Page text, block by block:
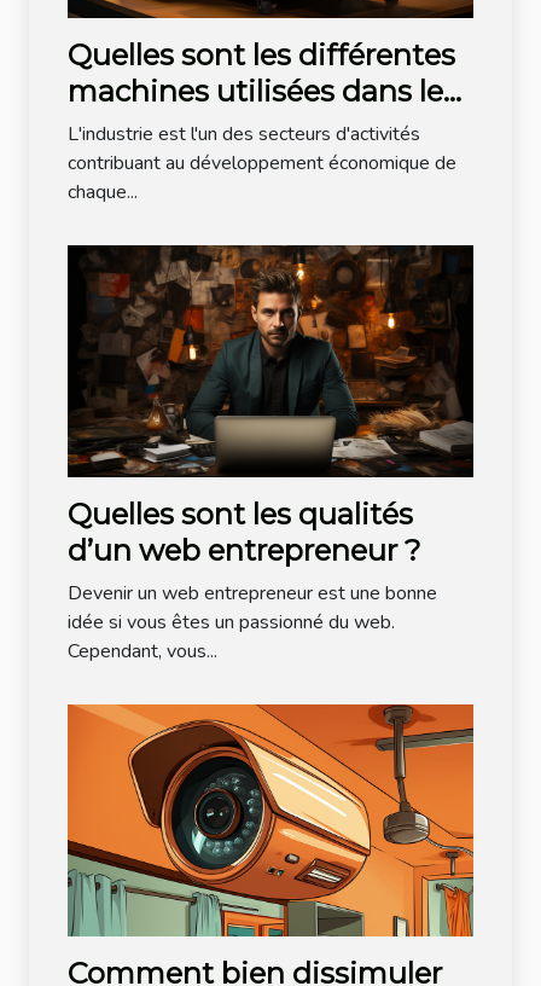
Quelles sont les différentes
machines utilisées dans le
domaine de l'industrie
agroalimentaire ?
L'industrie est l'un des secteurs d'activités
contribuant au développement économique de
chaque...
Quelles sont les qualités
d’un web entrepreneur ?
Devenir un web entrepreneur est une bonne
idée si vous êtes un passionné du web.
Cependant, vous...
Comment bien dissimuler